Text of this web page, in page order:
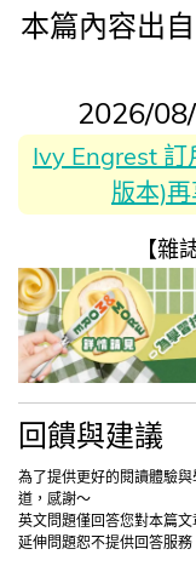
本篇內容出
2026/
Ivy Engrest 訂
版本)
【雜
回饋與建議
為了提供更好的閱讀體驗
道，感謝～
英文問題僅回答您對本篇
延伸問題恕不提供回答服務